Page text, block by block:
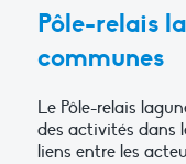
Pôle-relais
communes
Le Pôle-relais
des activités dans
liens entre les